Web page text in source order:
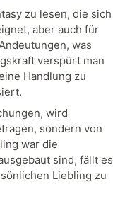
zu lesen, die sich
aber auch für
was
verspürt man
Handlung zu
wird
sondern von
war die
sind, fällt es
Liebling zu